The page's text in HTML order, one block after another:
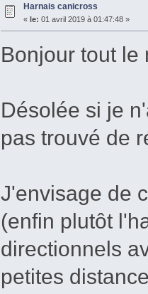
Harnais canicross
« le: 01 avril 2019 à 01:47:48 »
Bonjour tout le
Désolée si je
pas trouvé de
J'envisage de
(enfin plutôt
directionnels
petites